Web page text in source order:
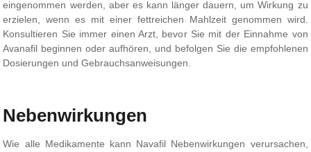
eingenommen werden, aber es kann länger dauern, um Wirkung zu
erzielen, wenn es mit einer fettreichen Mahlzeit genommen wird.
Konsultieren Sie immer einen Arzt, bevor Sie mit der Einnahme von
Avanafil beginnen oder aufhören, und befolgen Sie die empfohlenen
Dosierungen und Gebrauchsanweisungen.
Nebenwirkungen
Wie alle Medikamente kann Navafil Nebenwirkungen verursachen,